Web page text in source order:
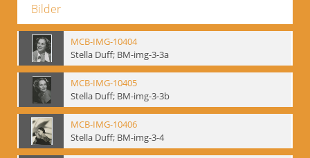
Bilder
MCB-IMG-10404
Stella Duff; BM-img-3-3a
MCB-IMG-10405
Stella Duff; BM-img-3-3b
MCB-IMG-10406
Stella Duff; BM-img-3-4